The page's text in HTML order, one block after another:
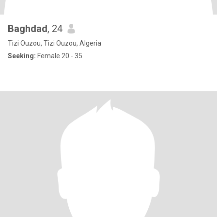
Baghdad, 24
Tizi Ouzou, Tizi Ouzou, Algeria
Seeking: Female 20 - 35